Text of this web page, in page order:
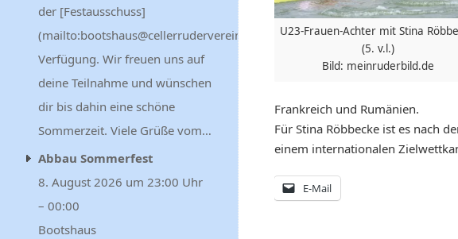
U23-Frauen-Achter mit Stina
(5. v.l.)
Bild: meinruderbild.de
Frankreich und Rumänien.
Für Stina Röbbecke ist es nach
einem internationalen
E-Mail
der [Festausschuss]
(mailto:bootshaus@cellerruderverein.de) zur
Verfügung. Wir freuen uns auf
deine Teilnahme und wünschen
dir bis dahin eine schöne
Sommerzeit. Viele Grüße vom…
Abbau Sommerfest
8. August 2026 um 23:00 Uhr
– 00:00
Bootshaus